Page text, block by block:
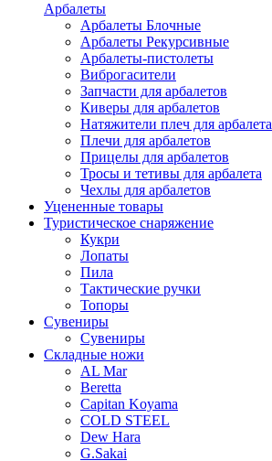
Арбалеты
Арбалеты Блочные
Арбалеты Рекурсивные
Арбалеты-пистолеты
Виброгасители
Запчасти для арбалетов
Киверы для арбалетов
Натяжители плеч для арбалета
Плечи для арбалетов
Прицелы для арбалетов
Тросы и тетивы для арбалета
Чехлы для арбалетов
Уцененные товары
Туристическое снаряжение
Кукри
Лопаты
Пила
Тактические ручки
Топоры
Сувениры
Сувениры
Складные ножи
AL Mar
Beretta
Capitan Koyama
COLD STEEL
Dew Hara
G.Sakai